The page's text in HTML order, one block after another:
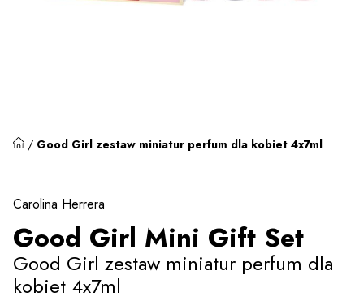
/ Good Girl zestaw miniatur perfum dla kobiet 4x7ml
Carolina Herrera
Good Girl Mini Gift Set
Good Girl zestaw miniatur perfum dla
kobiet 4x7ml